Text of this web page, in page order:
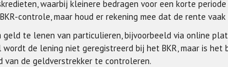
waarbij kleinere bedragen voor een korte
controle, maar houd er rekening mee dat de rente
geld te lenen van particulieren, bijvoorbeeld via online
de lening niet geregistreerd bij het BKR, maar is het
van de geldverstrekker te controleren.